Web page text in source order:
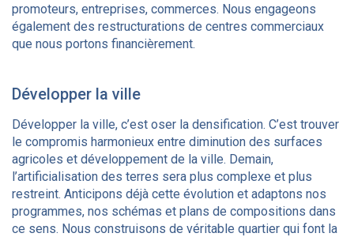
promoteurs, entreprises, commerces. Nous engageons
également des restructurations de centres commerciaux
que nous portons financièrement.
Développer la ville
Développer la ville, c’est oser la densification. C’est trouver
le compromis harmonieux entre diminution des surfaces
agricoles et développement de la ville. Demain,
l’artificialisation des terres sera plus complexe et plus
restreint. Anticipons déjà cette évolution et adaptons nos
programmes, nos schémas et plans de compositions dans
ce sens. Nous construisons de véritable quartier qui font la